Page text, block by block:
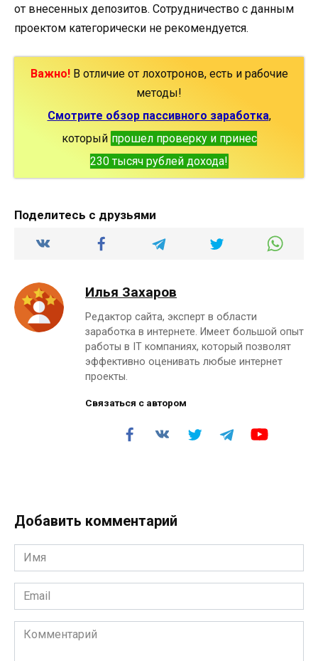
от внесенных депозитов. Сотрудничество с данным
проектом категорически не рекомендуется.
Важно!В отличие от лохотронов, есть и рабочие
методы!
Смотрите обзор пассивного заработка,
который прошел проверку и принес
230 тысяч рублей дохода!
Поделитесь с друзьями
Илья Захаров
Редактор сайта, эксперт в области
заработка в интернете. Имеет большой опыт
работы в IT компаниях, который позволят
эффективно оценивать любые интернет
проекты.
Связаться с автором
Добавить комментарий
Имя
*
Email
*
Комментарий